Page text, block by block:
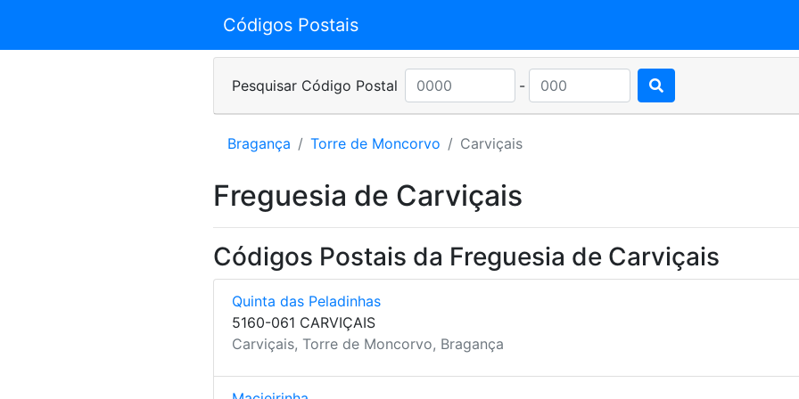
Códigos Postais
Pesquisar Código Postal -
Bragança Torre de Moncorvo Carviçais
Freguesia de Carviçais
Códigos Postais da Freguesia de Carviçais
Quinta das Peladinhas
5160-061 CARVIÇAIS
Carviçais, Torre de Moncorvo, Bragança